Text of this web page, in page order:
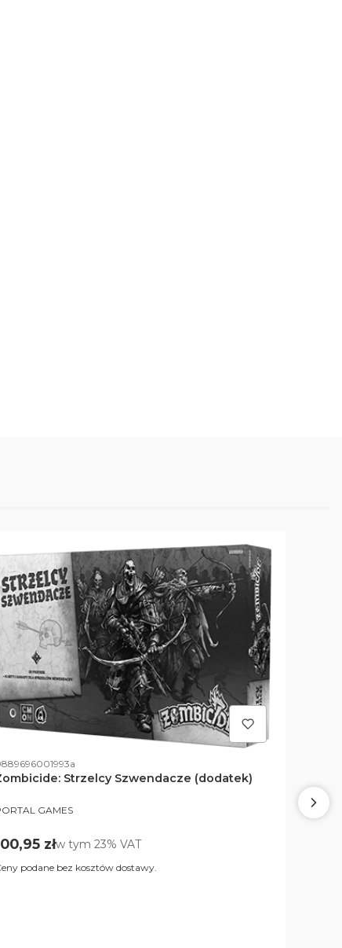
produktu
Strzelcy Szwendacze (dodatek)
GAMES
brutto
złw tym %s VAT
w tym23% VAT
podane bez kosztów dostawy.